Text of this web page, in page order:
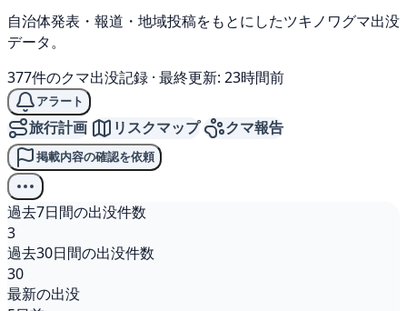
自治体発表・報道・地域投稿をもとにしたツキノワグマ出没
データ。
377件のクマ出没記録 · 最終更新: 23時間前
アラート
旅行計画 リスクマップ クマ報告
掲載内容の確認を依頼
過去7日間の出没件数
3
過去30日間の出没件数
30
最新の出没